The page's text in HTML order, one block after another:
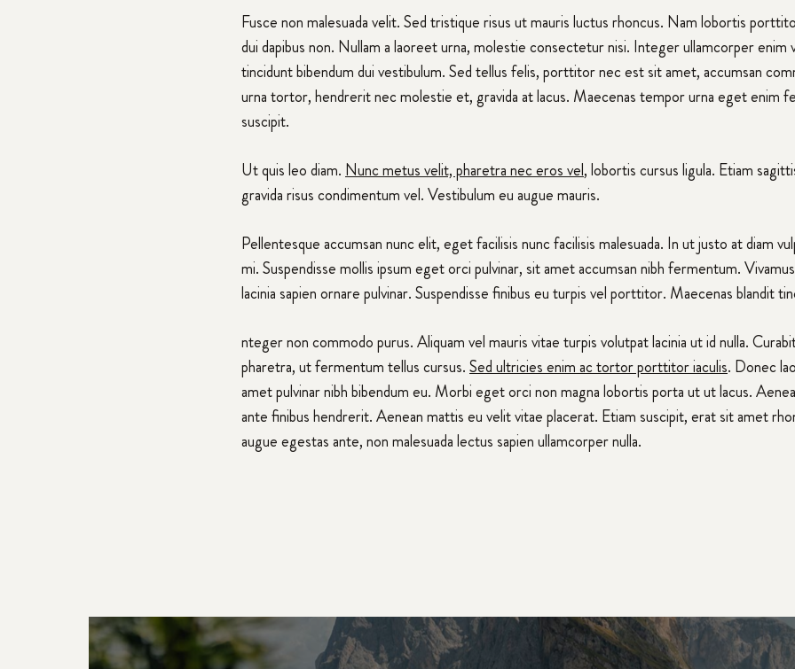
Fusce non malesuada velit. Sed tristique risus ut mauris luctus rhoncus. Nam lobortis
dui dapibus non. Nullam a laoreet urna, molestie consectetur nisi. Integer ullamcorper
tincidunt bibendum dui vestibulum. Sed tellus felis, porttitor nec est sit amet, accumsan
urna tortor, hendrerit nec molestie et, gravida at lacus. Maecenas tempor urna eget enim
suscipit.
Ut quis leo diam. Nunc metus velit, pharetra nec eros vel, lobortis cursus ligula. Etiam
gravida risus condimentum vel. Vestibulum eu augue mauris.
Pellentesque accumsan nunc elit, eget facilisis nunc facilisis malesuada. In ut justo at diam
mi. Suspendisse mollis ipsum eget orci pulvinar, sit amet accumsan nibh fermentum.
lacinia sapien ornare pulvinar. Suspendisse finibus eu turpis vel porttitor. Maecenas blandit
nteger non commodo purus. Aliquam vel mauris vitae turpis volutpat lacinia ut id nulla.
pharetra, ut fermentum tellus cursus.Sed ultricies enim ac tortor porttitor iaculis. Donec
amet pulvinar nibh bibendum eu. Morbi eget orci non magna lobortis porta ut ut lacus.
ante finibus hendrerit. Aenean mattis eu velit vitae placerat. Etiam suscipit, erat sit amet
augue egestas ante, non malesuada lectus sapien ullamcorper nulla.